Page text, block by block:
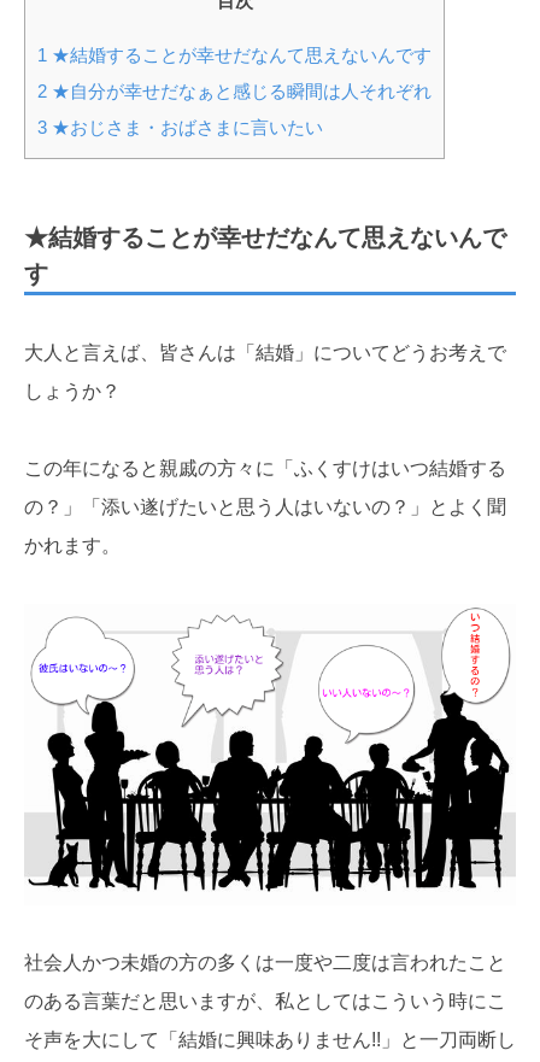
1 ★結婚することが幸せだなんて思えないんです
2 ★自分が幸せだなぁと感じる瞬間は人それぞれ
3 ★おじさま・おばさまに言いたい
★結婚することが幸せだなんて思えないんで
す
大人と言えば、皆さんは「結婚」についてどうお考えで
しょうか？
この年になると親戚の方々に「ふくすけはいつ結婚する
の？」「添い遂げたいと思う人はいないの？」とよく聞
かれます。
社会人かつ未婚の方の多くは一度や二度は言われたこと
のある言葉だと思いますが、私としてはこういう時にこ
そ声を大にして「結婚に興味ありません!!」と一刀両断し